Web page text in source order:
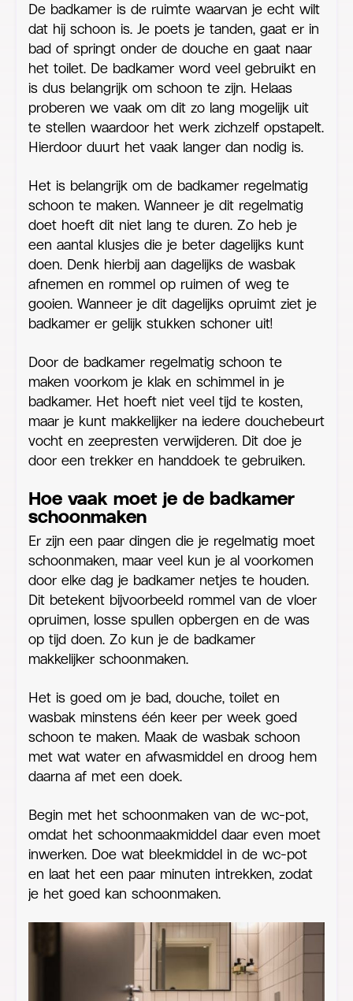
De badkamer is de ruimte waarvan je echt wilt
dat hij schoon is. Je poets je tanden, gaat er in
bad of springt onder de douche en gaat naar
het toilet. De badkamer word veel gebruikt en
is dus belangrijk om schoon te zijn. Helaas
proberen we vaak om dit zo lang mogelijk uit
te stellen waardoor het werk zichzelf opstapelt.
Hierdoor duurt het vaak langer dan nodig is.
Het is belangrijk om de badkamer regelmatig
schoon te maken. Wanneer je dit regelmatig
doet hoeft dit niet lang te duren. Zo heb je
een aantal klusjes die je beter dagelijks kunt
doen. Denk hierbij aan dagelijks de wasbak
afnemen en rommel op ruimen of weg te
gooien. Wanneer je dit dagelijks opruimt ziet je
badkamer er gelijk stukken schoner uit!
Door de badkamer regelmatig schoon te
maken voorkom je klak en schimmel in je
badkamer. Het hoeft niet veel tijd te kosten,
maar je kunt makkelijker na iedere douchebeurt
vocht en zeepresten verwijderen. Dit doe je
door een trekker en handdoek te gebruiken.
Hoe vaak moet je de badkamer
schoonmaken
Er zijn een paar dingen die je regelmatig moet
schoonmaken, maar veel kun je al voorkomen
door elke dag je badkamer netjes te houden.
Dit betekent bijvoorbeeld rommel van de vloer
opruimen, losse spullen opbergen en de was
op tijd doen. Zo kun je de badkamer
makkelijker schoonmaken.
Het is goed om je bad, douche, toilet en
wasbak minstens één keer per week goed
schoon te maken. Maak de wasbak schoon
met wat water en afwasmiddel en droog hem
daarna af met een doek.
Begin met het schoonmaken van de wc-pot,
omdat het schoonmaakmiddel daar even moet
inwerken. Doe wat bleekmiddel in de wc-pot
en laat het een paar minuten intrekken, zodat
je het goed kan schoonmaken.